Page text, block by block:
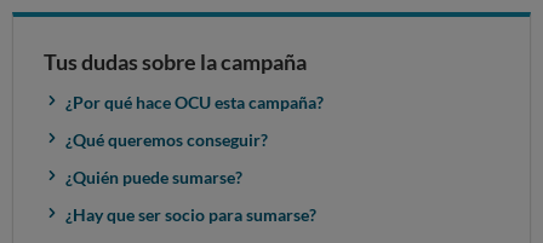
Tus dudas sobre la campaña
¿Por qué hace OCU esta campaña?
¿Qué queremos conseguir?
¿Quién puede sumarse?
¿Hay que ser socio para sumarse?